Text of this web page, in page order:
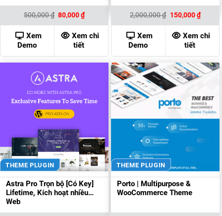
500,000₫ Giá
gốc
là:
500,000 ₫.
80,000₫Giá
hiện
tại
là:
80,000 ₫.
Xem
Demo
Xem chi
tiết
2,000,000₫ Giá
là:
2,000,000 ₫.
150,000₫Giá
hiện
tại
là:
Xem
Demo
Xem chi
tiết
THEME PLUGIN
Astra Pro Trọn bộ [Có Key]
Lifetime, Kích hoạt nhiều
Web
THEME PLUGIN
Porto | Multipurpose &
WooCommerce Theme